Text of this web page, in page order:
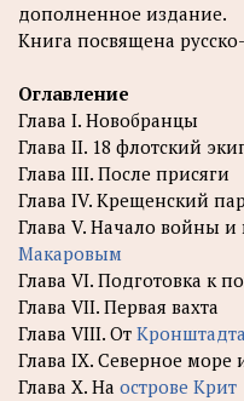
дополненное издание.
Книга посвящена
Оглавление
Глава I. Новобранцы
Глава II. 18 флотский
Глава III. После присяги
Глава IV. Крещенский
Глава V. Начало войны и
Макаровым
Глава VI. Подготовка к
Глава VII. Первая вахта
Глава VIII. От Кронштадта
Глава IX. Северное море
Глава X. На острове Крит